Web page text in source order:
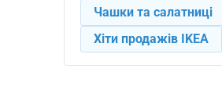
Чашки та салатниці
Хіти продажів IKEA